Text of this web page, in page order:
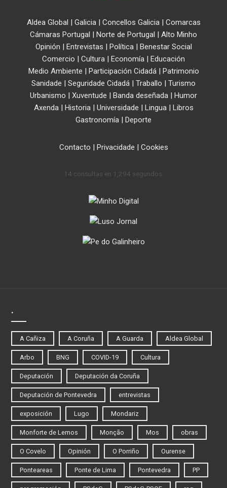
Aldea Global Galicia| Concellos Galicia| Comarcas
Cámaras Portugal
Norte de Portugal
Alto Minho
Opinión
Entrevistas Política|
Benestar Social
Comercio
Cultura Economía
Educación
Medio Ambiente
Participación Cidadá|
Patrimonio
Sanidade
Seguridade Cidadá Traballo
Turismo
Urbanismo
Xuventude Banda deseñada
Humor
Axenda| Historia| Universidade Lingua|
Libros
Gastronomía
Deporte
Contacto Privacidade Cookies
14 consultas en 1,294 segundos.
.
A Cañiza A Coruña A Guarda Aldea Global
Arbo BNG COVID-19 Cultura
Deputación Deputación da Coruña
Deputación de Pontevedra entrevistas
exposición Lugo Mondariz
Monforte de Lemos Monção Mos obras
O Covelo Opinión O Porriño Ourense
Ponteareas Ponte de Lima Pontevedra PP